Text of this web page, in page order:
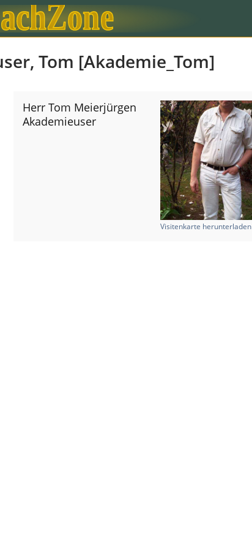
Tom [Akademie_Tom]
Herr Tom Meierjürgen
Akademieuser
Visitenkarte herunterladen